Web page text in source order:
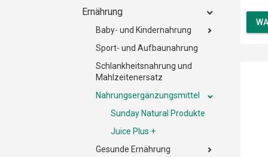
Ernährung
Baby- und Kindernahrung
Sport- und Aufbaunahrung
Schlankheitsnahrung und
Mahlzeitenersatz
Nahrungsergänzungsmittel
Sunday Natural Produkte
Juice Plus +
Gesunde Ernährung